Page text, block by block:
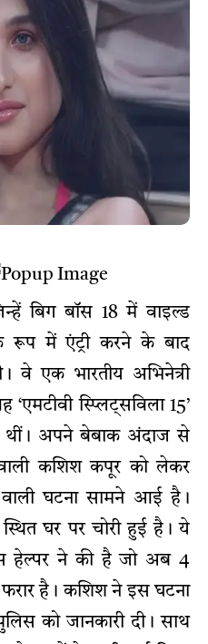
बिग बॉस 18 में वाइल्ड
रूप में एंट्री करने के बाद
वे एक भारतीय अभिनेत्री
स्प्लिट्सविला 15’
थीं। अपने बेबाक अंदाज से
कशिश कपूर को लेकर
घटना सामने आई है।
घर पर चोरी हुई है। ये
हेल्पर ने की है जो अब 4
है। कशिश ने इस घटना
को जानकारी दी। साथ